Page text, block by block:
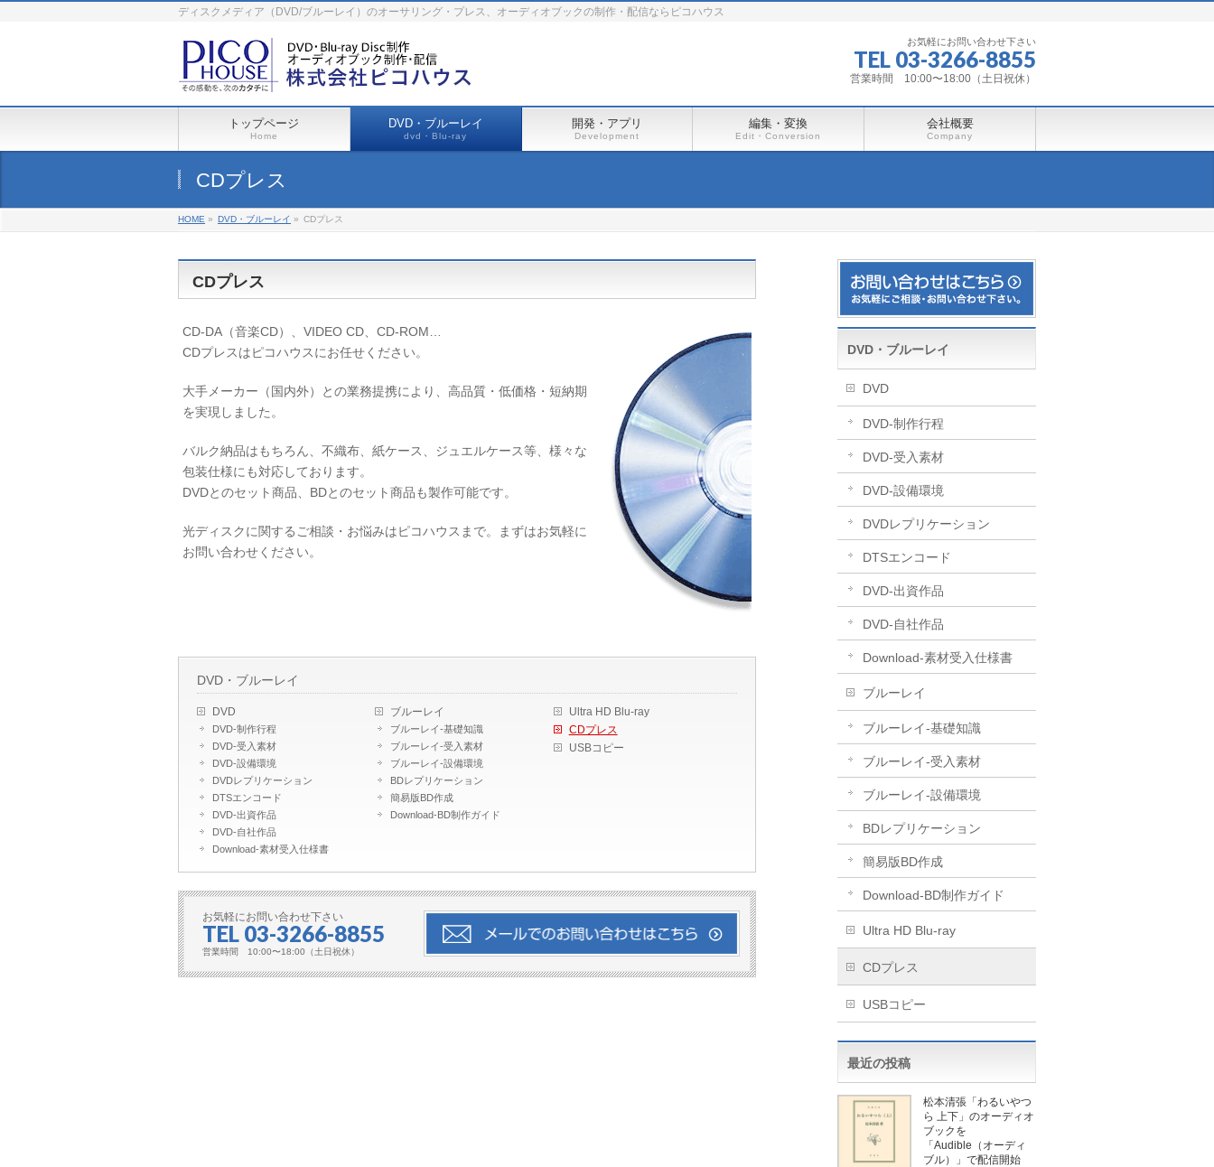
ディスクメディア（DVD/ブルーレイ）のオーサリング・プレス、オーディオブックの制作・配信ならピコハウス
お気軽にお問い合わせ下さい
TEL 03-3266-8855
営業時間 10:00〜18:00（土日祝休）
トップページ
Home
DVD・ブルーレイ
dvd・Blu-ray
開発・アプリ
Development
編集・変換
Edit・Conversion
会社概要
Company
CDプレス
HOME » DVD・ブルーレイ » CDプレス
CDプレス
CD-DA（音楽CD）、VIDEO CD、CD-ROM…
CDプレスはピコハウスにお任せください。
大手メーカー（国内外）との業務提携により、高品質・低価格・短納期
を実現しました。
バルク納品はもちろん、不織布、紙ケース、ジュエルケース等、様々な
包装仕様にも対応しております。
DVDとのセット商品、BDとのセット商品も製作可能です。
光ディスクに関するご相談・お悩みはピコハウスまで。まずはお気軽に
お問い合わせください。
DVD・ブルーレイ
DVD
DVD-制作行程
DVD-受入素材
DVD-設備環境
DVDレプリケーション
DTSエンコード
DVD-出資作品
DVD-自社作品
​Download-素材受入仕様書
ブルーレイ
ブルーレイ-基礎知識
ブルーレイ-受入素材
ブルーレイ-設備環境
BDレプリケーション
簡易版BD作成
​Download-BD制作ガイド
Ultra HD Blu-ray
CDプレス
USBコピー
お気軽にお問い合わせ下さい
TEL 03-3266-8855
営業時間 10:00〜18:00（土日祝休）
DVD・ブルーレイ
DVD
DVD-制作行程
DVD-受入素材
DVD-設備環境
DVDレプリケーション
DTSエンコード
DVD-出資作品
DVD-自社作品
​Download-素材受入仕様書
ブルーレイ
ブルーレイ-基礎知識
ブルーレイ-受入素材
ブルーレイ-設備環境
BDレプリケーション
簡易版BD作成
​Download-BD制作ガイド
Ultra HD Blu-ray
CDプレス
USBコピー
最近の投稿
松本清張「わるいやつ
ら 上下」のオーディオ
ブックを
「Audible（オーディ
ブル）」で配信開始